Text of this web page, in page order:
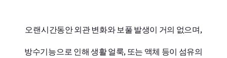
오랜시간동안 외관 변화와 보풀 발생이 거의 없으며,
방수기능으로 인해 생활 얼룩, 또는 액체 등이 섬유의